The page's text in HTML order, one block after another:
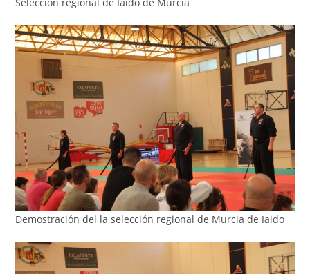
Demostración del la selección regional de Murcia de Iaido